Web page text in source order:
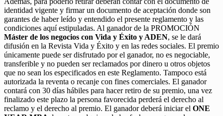
identidad vigente y firmar un documento de aceptación donde son
garantes de haber leído y entendido el presente reglamento y las
condiciones aquí estipuladas. Al ganador de la PROMOCIÓN
Máster de los negocios con Vida y Éxito y ADEN, se le dará
difusión en la Revista Vida y Éxito y en las redes sociales. El premio
únicamente puede ser disfrutado por el ganador, no es negociable,
transferible y no pueden ser reclamados por dinero u otros objetos
que no sean los especificados en este Reglamento. Tampoco está
autorizada la reventa o recanje con fines comerciales. El ganador
contará con 30 días hábiles para hacer retiro de su premio, una vez
finalizado este plazo la persona favorecida perderá el derecho al
reclamo y el derecho al premio. El ganador deberá iniciar el ONE